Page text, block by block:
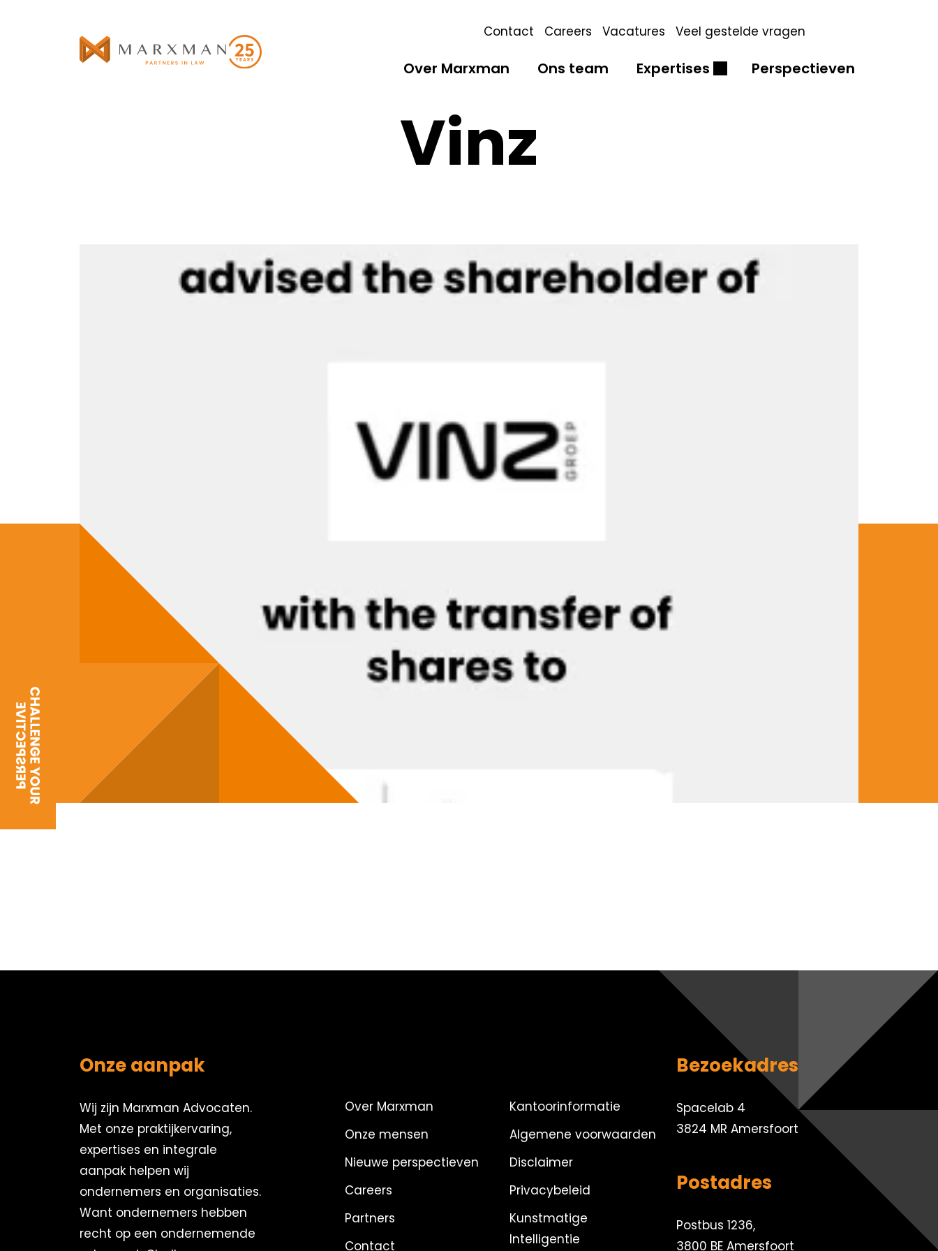
Contact Careers Vacatures Veel gestelde vragen
Over Marxman Ons team Expertises Perspectieven
Vinz
Onze aanpak
Wij zijn Marxman Advocaten.
Met onze praktijkervaring,
expertises en integrale
aanpak helpen wij
ondernemers en organisaties.
Want ondernemers hebben
recht op een ondernemende
Over Marxman
Onze mensen
Nieuwe perspectieven
Careers
Partners
Contact
Kantoorinformatie
Algemene voorwaarden
Disclaimer
Privacybeleid
Kunstmatige
Intelligentie
Bezoekadres
Spacelab 4
3824 MR Amersfoort
Postadres
Postbus 1236,
3800 BE Amersfoort